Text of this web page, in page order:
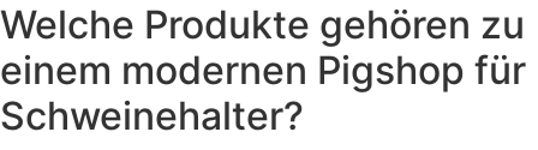
Welche Produkte gehören zu
einem modernen Pigshop für
Schweinehalter?